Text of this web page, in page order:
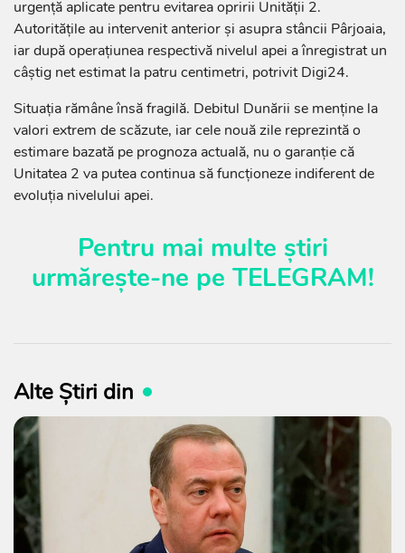
urgență aplicate pentru evitarea opririi Unității 2.
Autoritățile au intervenit anterior și asupra stâncii Pârjoaia,
iar după operațiunea respectivă nivelul apei a înregistrat un
câștig net estimat la patru centimetri, potrivit Digi24.
Situația rămâne însă fragilă. Debitul Dunării se menține la
valori extrem de scăzute, iar cele nouă zile reprezintă o
estimare bazată pe prognoza actuală, nu o garanție că
Unitatea 2 va putea continua să funcționeze indiferent de
evoluția nivelului apei.
Pentru mai multe știri
urmărește-ne pe TELEGRAM!
Alte Știri din